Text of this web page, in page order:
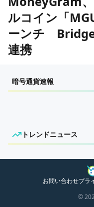
GAME
ゲームニュース
インタビュー/GAME
ECONOMY
トレンドニュース
ルコイン「
ーンチ
連携
センチメンタルな
暗号通貨速報
トレンドニュース
ニュースがありません。
お問い合わせプラ
©